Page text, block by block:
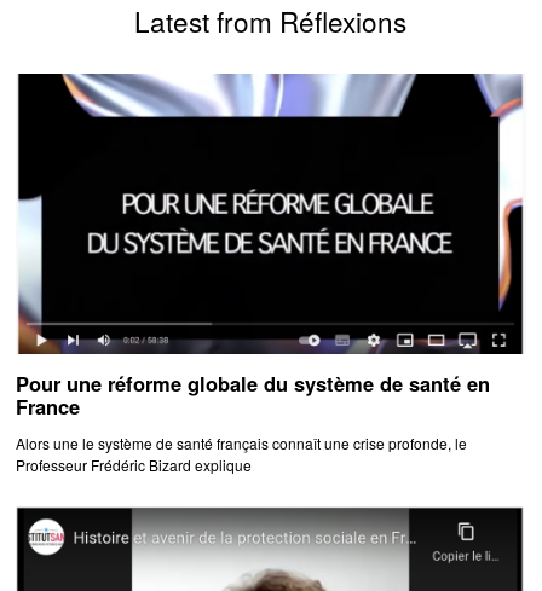
Latest from Réflexions
Pour une réforme globale du système de santé en
France
Alors une le système de santé français connaît une crise profonde, le
Professeur Frédéric Bizard explique